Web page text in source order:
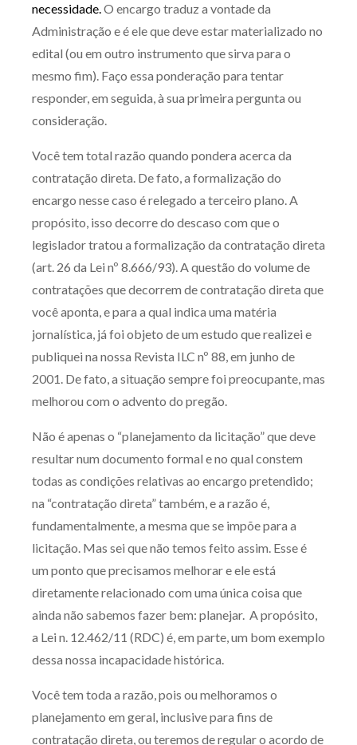
necessidade.O encargo traduz a vontade da
Administração e é ele que deve estar materializado no
edital (ou em outro instrumento que sirva para o
mesmo fim). Faço essa ponderação para tentar
responder, em seguida, à sua primeira pergunta ou
consideração.
Você tem total razão quando pondera acerca da
contratação direta. De fato, a formalização do
encargo nesse caso é relegado a terceiro plano. A
propósito, isso decorre do descaso com que o
legislador tratou a formalização da contratação direta
(art. 26 da Lei nº 8.666/93). A questão do volume de
contratações que decorrem de contratação direta que
você aponta, e para a qual indica uma matéria
jornalística, já foi objeto de um estudo que realizei e
publiquei na nossa Revista ILC nº 88, em junho de
2001. De fato, a situação sempre foi preocupante, mas
melhorou com o advento do pregão.
Não é apenas o “planejamento da licitação” que deve
resultar num documento formal e no qual constem
todas as condições relativas ao encargo pretendido;
na “contratação direta” também, e a razão é,
fundamentalmente, a mesma que se impõe para a
licitação. Mas sei que não temos feito assim. Esse é
um ponto que precisamos melhorar e ele está
diretamente relacionado com uma única coisa que
ainda não sabemos fazer bem: planejar. A propósito,
a Lei n. 12.462/11 (RDC) é, em parte, um bom exemplo
dessa nossa incapacidade histórica.
Você tem toda a razão, pois ou melhoramos o
planejamento em geral, inclusive para fins de
contratação direta, ou teremos de regular o acordo de